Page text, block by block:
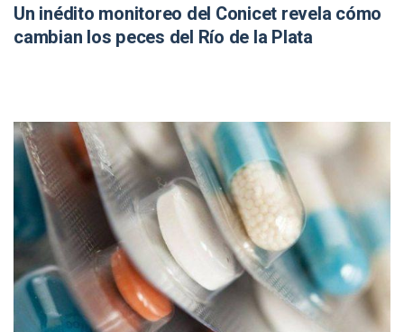
Un inédito monitoreo del Conicet revela cómo
cambian los peces del Río de la Plata